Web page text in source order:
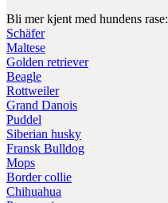
Bli mer kjent med hundens rase:
Schäfer
Maltese
Golden retriever
Beagle
Rottweiler
Grand Danois
Puddel
Siberian husky
Fransk Bulldog
Mops
Border collie
Chihuahua